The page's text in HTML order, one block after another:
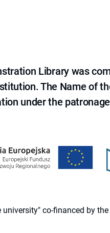
Library was
The Name of
under the
co-financed by